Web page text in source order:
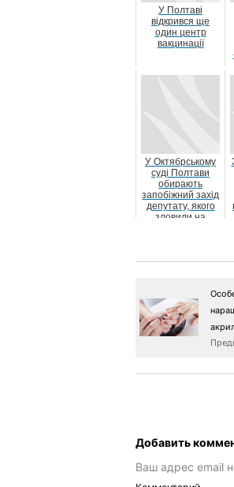
У Полтаві
відкрився ще
один центр
вакцинації
У Октябрському
суді Полтави
обирають
запобіжний захід
депутату, якого
зловили на
Добавить
Ваш адрес email